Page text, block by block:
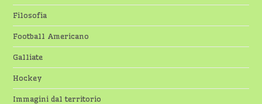
Filosofia
Football Americano
Galliate
Hockey
Immagini dal territorio